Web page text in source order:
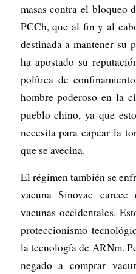
masas contra el bloqueo
PCCh, que al fin y al
destinada a mantener
ha apostado su
política de
hombre poderoso en la
pueblo chino, ya que
necesita para capear la
que se avecina.
El régimen también se
vacuna Sinovac
vacunas occidentales.
proteccionismo
la tecnología de ARNm.
negado a comprar